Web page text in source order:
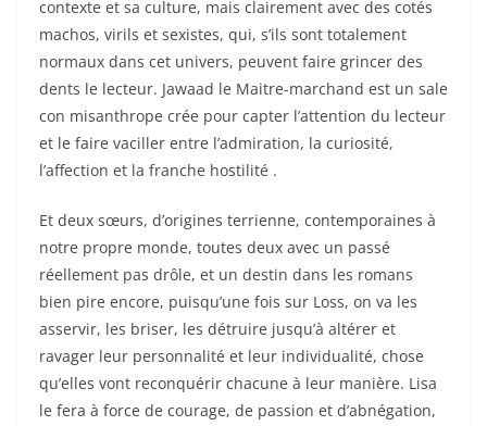
contexte et sa culture, mais clairement avec des cotés
machos, virils et sexistes, qui, s’ils sont totalement
normaux dans cet univers, peuvent faire grincer des
dents le lecteur. Jawaad le Maitre-marchand est un sale
con misanthrope crée pour capter l’attention du lecteur
et le faire vaciller entre l’admiration, la curiosité,
l’affection et la franche hostilité .
Et deux sœurs, d’origines terrienne, contemporaines à
notre propre monde, toutes deux avec un passé
réellement pas drôle, et un destin dans les romans
bien pire encore, puisqu’une fois sur Loss, on va les
asservir, les briser, les détruire jusqu’à altérer et
ravager leur personnalité et leur individualité, chose
qu’elles vont reconquérir chacune à leur manière. Lisa
le fera à force de courage, de passion et d’abnégation,